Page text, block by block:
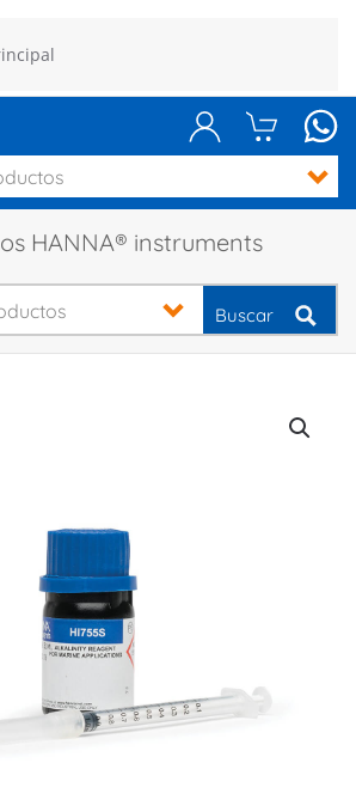
HANNA® instruments
Buscar